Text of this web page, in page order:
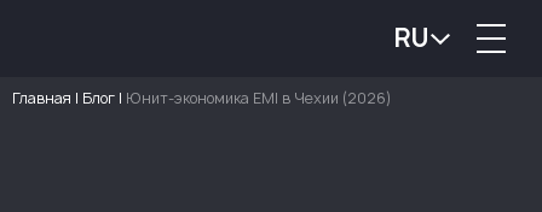
RU
Главная | Блог | Юнит-экономика EMI в Чехии (2026)